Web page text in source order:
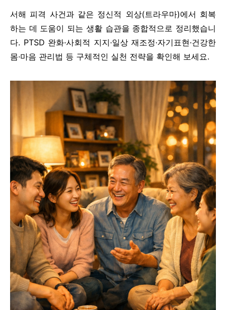
서해 피격 사건과 같은 정신적 외상(트라우마)에서 회복
하는 데 도움이 되는 생활 습관을 종합적으로 정리했습니
다. PTSD 완화·사회적 지지·일상 재조정·자기표현·건강한
몸·마음 관리법 등 구체적인 실천 전략을 확인해 보세요.